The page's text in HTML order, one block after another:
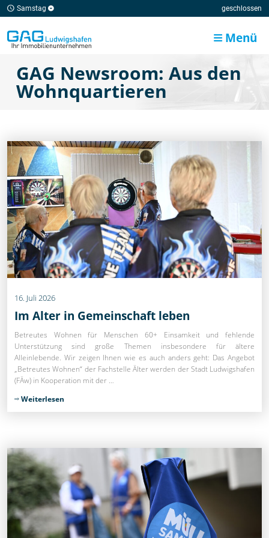
Samstag geschlossen
Menü
GAG Newsroom: Aus den
Wohnquartieren
16. Juli 2026
Im Alter in Gemeinschaft leben
Betreutes Wohnen für Menschen 60+ Einsamkeit und fehlende
Unterstützung sind große Themen insbesondere für ältere
Alleinlebende. Wir zeigen Ihnen wie es auch anders geht: Das Angebot
„Betreutes Wohnen“ der Fachstelle Älter werden der Stadt Ludwigshafen
(FÄw) in Kooperation mit der …
Weiterlesen